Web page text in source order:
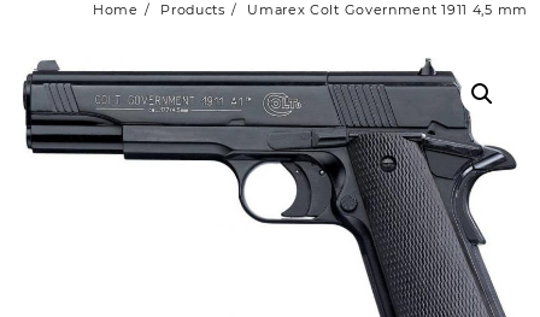
Home Products Umarex Colt Government 1911 4,5 mm